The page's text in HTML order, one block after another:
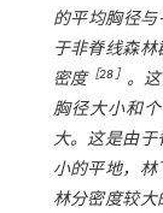
的平均胸径与
于非脊线森
密度［28 ］ 。
胸径大小和
大。这是由于
小的平地，
林分密度较